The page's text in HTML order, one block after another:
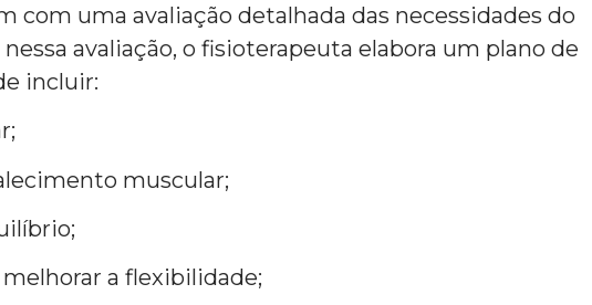
com uma avaliação detalhada das necessidades do
avaliação, o fisioterapeuta elabora um plano de
incluir:
muscular;
a flexibilidade;